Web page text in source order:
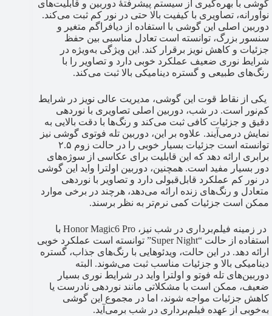
گوشی با بهره‌گیری از سیستم پیشرفتهٔ دوربین و قابلیت‌های
نوآورانه، تصاویری با کیفیت بالا حتی در نور کم ثبت می‌کند.
دوربین اصلی این گوشی با استفاده از دیافراگم متغیر و
سنسور بزرگ، توانسته است تعادل مناسبی بین حفظ
جزئیات و کاهش نویز برقرار کند. این ویژگی به‌ویژه در
شرایط نوری ضعیف عملکرد خوبی دارد و تصاویر را با
رنگ‌های طبیعی و گستره دینامیکی بالا ثبت می‌کند.
یکی از نقاط قوت این گوشی، مدیریت عالی نویز در شرایط
کم‌نور است. در شب، دوربین اصلی تصاویری با نوردهی
دقیق و جزئیات کافی ثبت می‌کند و رنگ‌ها با دقت بالایی به
نمایش درمی‌آیند. علاوه بر این، دوربین تله فوتوی گوشی نیز
توانسته است جزئیات بسیار خوبی را در حالت زوم ۲.۵
برابری ارائه دهد که این قابلیت برای عکاسی از سوژه‌های
دور بسیار مفید است. همچنین، دوربین اولترا واید این گوشی
در نور کم عملکرد قابل‌قبولی دارد و تصاویر با نوردهی
متعادل و رنگ‌های زنده ارائه می‌دهد، هرچند در برخی موارد
ممکن است جزئیات کمی نرم‌تر به نظر برسند.
در زمینه فیلم‌برداری در شب نیز، Honor Magic6 Pro با
استفاده از حالت “Super Night” توانسته است عملکرد خوبی
ارائه دهد. در این حالت، ویدئوهایی با رنگ‌های جذاب، گستره
دینامیکی بالا و جزئیات مناسب ثبت می‌شوند. البته
دوربین‌های تله فوتو و اولترا واید در شرایط نوری بسیار
ضعیف، ممکن است با مشکلاتی مانند نوردهی نادرست یا
کاهش جزئیات مواجه شوند، اما در مجموع این گوشی
به‌خوبی از عهده فیلم‌برداری در شب برمی‌آید.